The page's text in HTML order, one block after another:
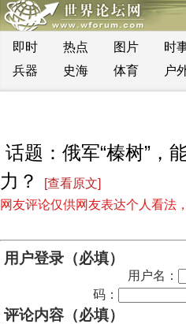
即时 热点 图片 时
兵器
史海 体育 户
话题：俄军“榛树”，
力？
[查看原文]
网友评论仅供网友表达个人看法
用户登录（必填）
用户名：
码：
评论内容（必填）